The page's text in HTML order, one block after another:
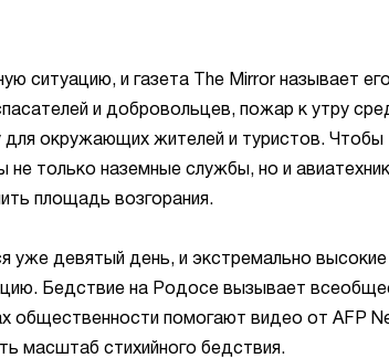
ситуацию, и газета The Mirror называет
и добровольцев, пожар к утру
для окружающих жителей и туристов. Чтобы
только наземные службы, но и
площадь возгорания.
уже девятый день, и экстремально высокие
Бедствие на Родосе вызывает
общественности помогают видео от AFP
масштаб стихийного бедствия.